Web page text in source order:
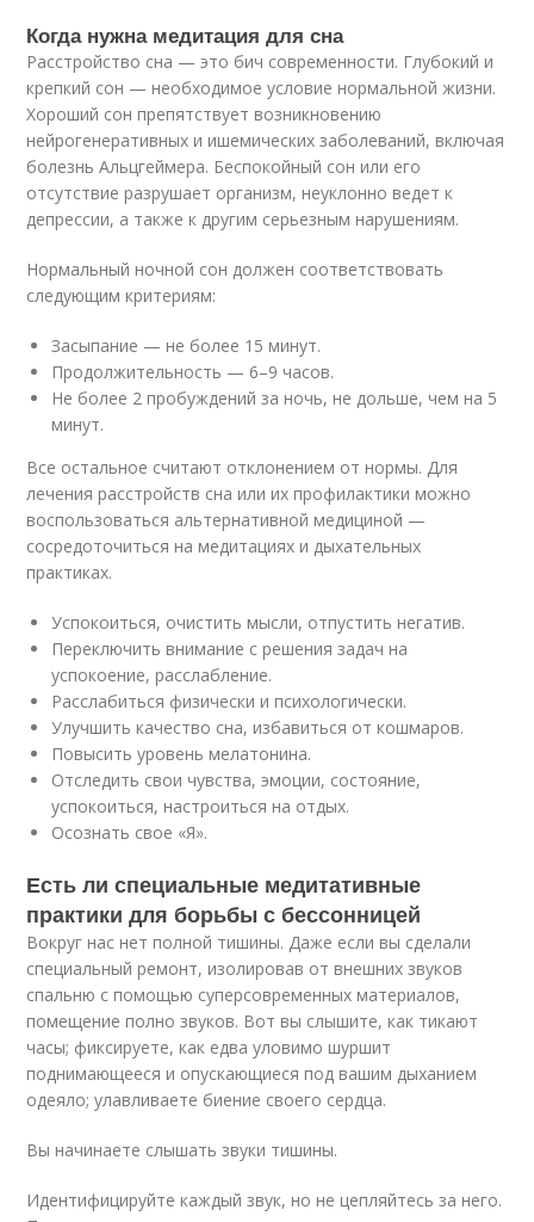
Когда нужна медитация для сна
Расстройство сна — это бич современности. Глубокий и
крепкий сон — необходимое условие нормальной жизни.
Хороший сон препятствует возникновению
нейрогенеративных и ишемических заболеваний, включая
болезнь Альцгеймера. Беспокойный сон или его
отсутствие разрушает организм, неуклонно ведет к
депрессии, а также к другим серьезным нарушениям.
Нормальный ночной сон должен соответствовать
следующим критериям:
Засыпание — не более 15 минут.
Продолжительность — 6–9 часов.
Не более 2 пробуждений за ночь, не дольше, чем на 5
минут.
Все остальное считают отклонением от нормы. Для
лечения расстройств сна или их профилактики можно
воспользоваться альтернативной медициной —
сосредоточиться на медитациях и дыхательных
практиках.
Успокоиться, очистить мысли, отпустить негатив.
Переключить внимание с решения задач на
успокоение, расслабление.
Расслабиться физически и психологически.
Улучшить качество сна, избавиться от кошмаров.
Повысить уровень мелатонина.
Отследить свои чувства, эмоции, состояние,
успокоиться, настроиться на отдых.
Осознать свое «Я».
Есть ли специальные медитативные
практики для борьбы с бессонницей
Вокруг нас нет полной тишины. Даже если вы сделали
специальный ремонт, изолировав от внешних звуков
спальню с помощью суперсовременных материалов,
помещение полно звуков. Вот вы слышите, как тикают
часы; фиксируете, как едва уловимо шуршит
поднимающееся и опускающиеся под вашим дыханием
одеяло; улавливаете биение своего сердца.
Вы начинаете слышать звуки тишины.
Идентифицируйте каждый звук, но не цепляйтесь за него.